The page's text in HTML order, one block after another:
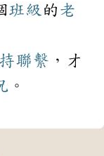
班級 的 老
聯繫 ，才
。